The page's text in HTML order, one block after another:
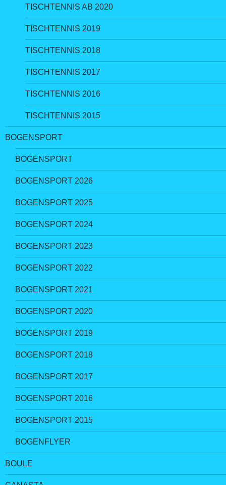
TISCHTENNIS AB 2020
TISCHTENNIS 2019
TISCHTENNIS 2018
TISCHTENNIS 2017
TISCHTENNIS 2016
TISCHTENNIS 2015
BOGENSPORT
BOGENSPORT
BOGENSPORT 2026
BOGENSPORT 2025
BOGENSPORT 2024
BOGENSPORT 2023
BOGENSPORT 2022
BOGENSPORT 2021
BOGENSPORT 2020
BOGENSPORT 2019
BOGENSPORT 2018
BOGENSPORT 2017
BOGENSPORT 2016
BOGENSPORT 2015
BOGENFLYER
BOULE